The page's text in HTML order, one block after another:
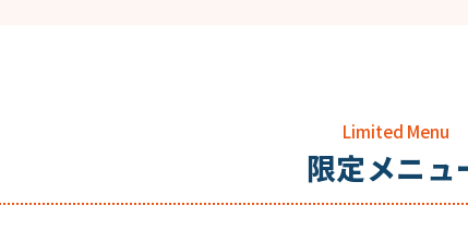
Limited Menu
限定メニュ